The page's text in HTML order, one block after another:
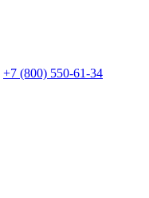
+7 (800) 550-61-34